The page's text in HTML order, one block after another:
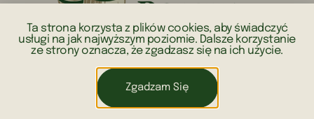
2026 © BECZKA POLSKA WSZYSTKIE PRAWA ZASTRZEŻONE
Ta strona korzysta z plików cookies, aby świadczyć
usługi na jak najwyższym poziomie. Dalsze korzystanie
ze strony oznacza, że zgadzasz się na ich użycie.
Zgadzam Się